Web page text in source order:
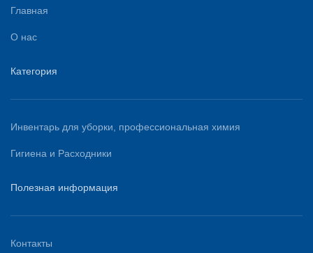
Главная
О нас
Категория
Инвентарь для уборки, профессиональная химия
Гигиена и Расходники
Полезная информация
Контакты